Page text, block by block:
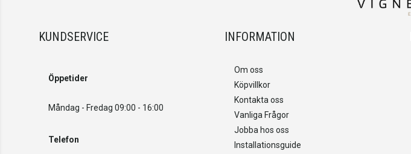
KUNDSERVICE
Öppetider
Måndag - Fredag 09:00 - 16:00
Telefon
INFORMATION
Om oss
Köpvillkor
Kontakta oss
Vanliga Frågor
Jobba hos oss
Installationsguide